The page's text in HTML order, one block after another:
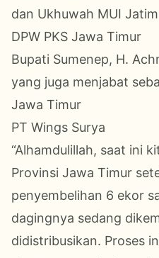
dan Ukhuwah MUI Jatim
DPW PKS Jawa Timur
Bupati Sumenep, H.
yang juga menjabat
Jawa Timur
PT Wings Surya
“Alhamdulillah, saat ini
Provinsi Jawa Timur
penyembelihan 6 ekor
dagingnya sedang
didistribusikan. Proses